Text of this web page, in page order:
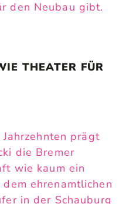
den Neubau gibt.
THEATER FÜR
prägt
die Bremer
wie kaum ein
ehrenamtlichen
in der Schauburg